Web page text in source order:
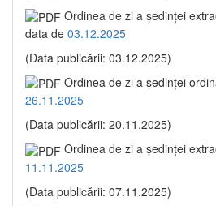
Ordinea de zi a şedinţei
data de 03.12.2025
(Data publicării: 03.12.2025)
Ordinea de zi a şedinţei
26.11.2025
(Data publicării: 20.11.2025)
Ordinea de zi a şedinţei
11.11.2025
(Data publicării: 07.11.2025)